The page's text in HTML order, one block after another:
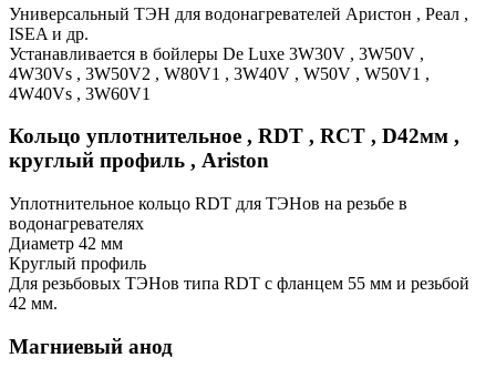
Универсальный ТЭН для водонагревателей Аристон , Реал ,
ISEA и др.
Устанавливается в бойлеры De Luxe 3W30V , 3W50V ,
4W30Vs , 3W50V2 , W80V1 , 3W40V , W50V , W50V1 ,
4W40Vs , 3W60V1
Кольцо уплотнительное , RDT , RCT , D42мм ,
круглый профиль , Ariston
Уплотнительное кольцо RDT для ТЭНов на резьбе в
водонагревателях
Диаметр 42 мм
Круглый профиль
Для резьбовых ТЭНов типа RDT с фланцем 55 мм и резьбой
42 мм.
Магниевый анод